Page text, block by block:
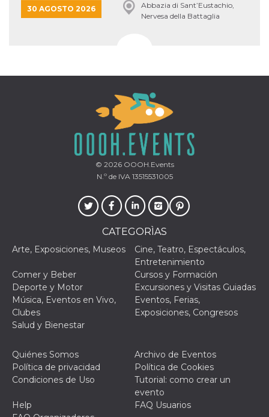
30 AGOSTO 2026
Abbazia di Sant’Eustachio,
Nervesa della Battaglia
© 2026OOOH.Events
N.º de IVA 13515531005
CATEGORÌAS
Arte, Exposiciones, Museos
Cine, Teatro, Espectáculos,
Entretenimiento
Comer y Beber
Cursos y Formación
Deporte y Motor
Excursiones y Visitas Guiadas
Música, Eventos en Vivo,
Clubes
Eventos, Ferias,
Exposiciones, Congresos
Salud y Bienestar
Quiénes Somos
Archivo de Eventos
Política de privacidad
Política de Cookies
Condiciones de Uso
Tutorial: como crear un
evento
Help
FAQ Usuarios